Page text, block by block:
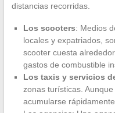
distancias recorridas.
Los scooters: Medios
locales y expatriados,
scooter cuesta
gastos de combustible
Los taxis y servicios
zonas turísticas.
acumularse